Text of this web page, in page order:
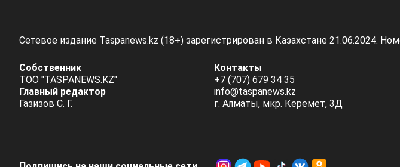
Сетевое издание Taspanews.kz (18+) зарегистрирован в Казахстане 21.06.2024.
Собственник
ТОО "TASPANEWS.KZ"
Главный редактор
Газизов С. Г.
Контакты
+7 (707) 679 34 35
info@taspanews.kz
г. Алматы, мкр. Керемет, 3Д